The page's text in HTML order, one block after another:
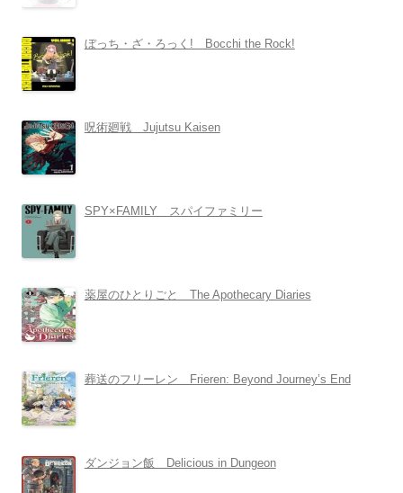
ぼっち・ざ・ろっく! Bocchi the Rock!
呪術廻戦 Jujutsu Kaisen
SPY×FAMILY スパイファミリー
薬屋のひとりごと The Apothecary Diaries
葬送のフリーレン Frieren: Beyond Journey’s End
ダンジョン飯 Delicious in Dungeon